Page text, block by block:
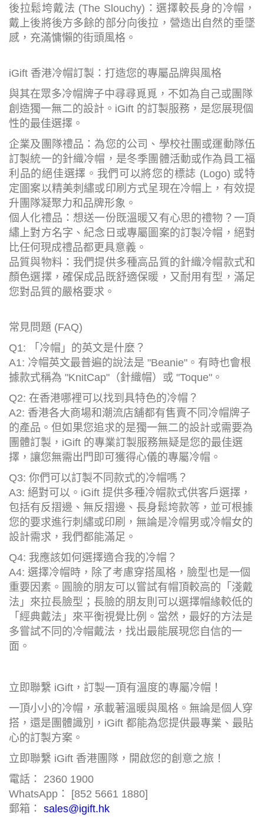
後拉鬆垮戴法 (The Slouchy)：選擇較長身的冷帽，
戴上後將後方多餘的部分向後拉，營造出自然的垂墜
感，充滿慵懶的街頭風格。
iGift 香港冷帽訂製：打造您的專屬品牌與風格
與其在眾多冷帽牌子中尋尋覓覓，不如為自己或團隊
創造獨一無二的設計。iGift 的訂製服務，是您展現個
性的最佳選擇。
企業及團隊禮品：為您的公司、學校社團或運動隊伍
訂製統一的針織冷帽，是冬季團體活動或作為員工福
利品的絕佳選擇。我們可以將您的標誌 (Logo) 或特
定圖案以精美刺繡或印刷方式呈現在冷帽上，有效提
升團隊凝聚力和品牌形象。
個人化禮品：想送一份既溫暖又有心思的禮物？一頂
繡上對方名字、紀念日或專屬圖案的訂製冷帽，絕對
比任何現成禮品都更具意義。
品質與物料：我們提供多種高品質的針織冷帽款式和
顏色選擇，確保成品既舒適保暖，又耐用有型，滿足
您對品質的嚴格要求。
常見問題 (FAQ)
Q1: 「冷帽」的英文是什麼？
A1: 冷帽英文最普遍的說法是 "Beanie"。有時也會根
據款式稱為 "KnitCap"（針織帽）或 "Toque"。
Q2: 在香港哪裡可以找到具特色的冷帽？
A2: 香港各大商場和潮流店舖都有售賣不同冷帽牌子
的產品。但如果您追求的是獨一無二的設計或需要為
團體訂製，iGift 的專業訂製服務無疑是您的最佳選
擇，讓您無需出門即可獲得心儀的專屬冷帽。
Q3: 你們可以訂製不同款式的冷帽嗎？
A3: 絕對可以。iGift 提供多種冷帽款式供客戶選擇，
包括有反摺邊、無反摺邊、長身鬆垮款等，並可根據
您的要求進行刺繡或印刷，無論是冷帽男或冷帽女的
設計需求，我們都能滿足。
Q4: 我應該如何選擇適合我的冷帽？
A4: 選擇冷帽時，除了考慮穿搭風格，臉型也是一個
重要因素。圓臉的朋友可以嘗試有帽頂較高的「淺戴
法」來拉長臉型；長臉的朋友則可以選擇帽緣較低的
「經典戴法」來平衡視覺比例。當然，最好的方法是
多嘗試不同的冷帽戴法，找出最能展現您自信的一
面。
立即聯繫 iGift，訂製一頂有溫度的專屬冷帽！
一頂小小的冷帽，承載著溫暖與風格。無論是個人穿
搭，還是團體識別，iGift 都能為您提供最專業、最貼
心的訂製方案。
立即聯繫 iGift 香港團隊，開啟您的創意之旅！
電話： 2360 1900
WhatsApp： [852 5661 1880]
郵箱： sales@igift.hk